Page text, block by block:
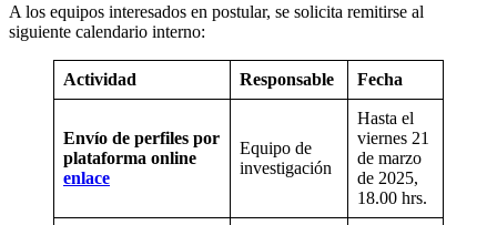
A los equipos interesados en postular, se solicita remitirse al
siguiente calendario interno:
Actividad Responsable Fecha
Envío de perfiles por
plataforma online
enlace
Equipo de
investigación
Hasta el
viernes 21
de marzo
de 2025,
18.00 hrs.